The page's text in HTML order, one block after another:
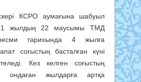
КСРО аумағына шабуыл
жылдың 22 маусымы ТМД
ресми тарихында 4 жылға
соғыстың басталған күні
Кез келген соғыстың
ондаған жылдарға артқа